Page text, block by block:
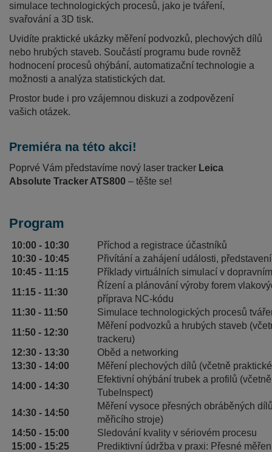
simulace technologických procesů, jako je tváření,
svařování a 3D tisk.
Uvidíte praktické ukázky měření podvozků, plechových dílů
nebo hrubých staveb. Součástí programu bude rovněž
hodnocení procesů ohýbání, automatizační technologie a
možnosti a analýza statistických dat.
Prostor bude i pro vzájemnou diskuzi a zodpovězení
vašich otázek.
Premiéra na této akci!
Poprvé Vám představíme nový laser tracker Leica
Absolute Tracker ATS800 – těšte se!
Program
10:00 - 10:30
Příchod a registrace účastníků
10:30 - 10:45
Přivítání a zahájení události,
10:45 - 11:15
Příklady virtuálních simulací v
11:15 - 11:30
Řízení a plánování výroby forem
příprava NC-kódu
11:30 - 11:50
Simulace technologických procesů
11:50 - 12:30
Měření podvozků a hrubých staveb
trackeru)
12:30 - 13:30
Oběd a networking
13:30 - 14:00
Měření plechových dílů (včetně
14:00 - 14:30
Efektivní ohýbání trubek a profilů
TubeInspect)
14:30 - 14:50
Měření vysoce přesných obráběných
měřicího stroje)
14:50 - 15:00
Sledování kvality v sériovém procesu
15:00 - 15:25
Prediktivní údržba v praxi: Přesné